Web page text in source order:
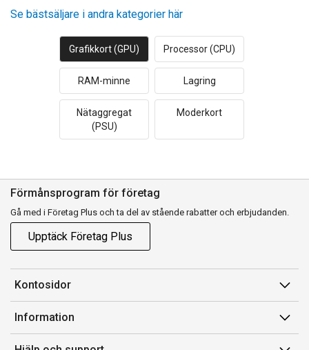
Se bästsäljare i andra kategorier här
Grafikkort (GPU) Processor (CPU)
RAM-minne Lagring
Nätaggregat
(PSU)
Moderkort
Förmånsprogram för företag
Gå med i Företag Plus och ta del av stående rabatter och erbjudanden.
Upptäck Företag Plus
Kontosidor
Mina sidor
Orderhistorik
Information
Försäljningsvillkor